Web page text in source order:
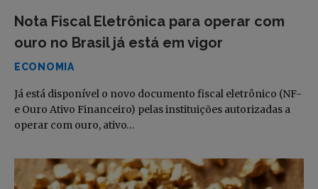
Nota Fiscal Eletrônica para operar com
ouro no Brasil já está em vigor
ECONOMIA
Já está disponível o novo documento fiscal eletrônico (NF-
e Ouro Ativo Financeiro) pelas instituições autorizadas a
operar com ouro, ativo…